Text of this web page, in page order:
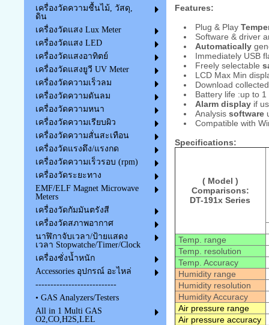
เครื่องวัดความชื้นไม้, วัสดุ,
ดิน
เครื่องวัดแสง Lux Meter
เครื่องวัดแสง LED
เครื่องวัดแสงอาทิตย์
เครื่องวัดแสงยูวี UV Meter
เครื่องวัดความเร็วลม
เครื่องวัดความดันลม
เครื่องวัดความหนา
เครื่องวัดความเรียบผิว
เครื่องวัดความสั่นสะเทือน
เครื่องวัดแรงดึง/แรงกด
เครื่องวัดความเร็วรอบ (rpm)
เครื่องวัดระยะทาง
EMF/ELF Magnet Microwave
Meters
เครื่องวัดกัมมันตรังสี
เครื่องวัดสภาพอากาศ
นาฬิกาจับเวลา/ป้ายแสดง
เวลา Stopwatche/Timer/Clock
เครื่องชั่งน้ำหนัก
Accessories อุปกรณ์ อะไหล่
---------------------------
• GAS Analyzers/Testers
All in 1 Multi GAS
O2,CO,H2S,LEL
Features:
Plug & Play
Software & driver
Automatically
Immediately USB
Freely selectable
LCD Max Min
Download
Battery life :up to
Alarm displayif
Analysis software
Compatible with
Specifications:
( Model )
Comparisons:
DT-191x Series
Temp. range
Temp. resolution
Temp. Accuracy
Humidity range
Humidity resolution
Humidity Accuracy
Air pressure range
Air pressure accuracy